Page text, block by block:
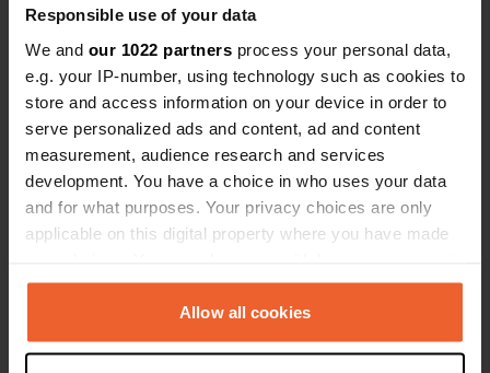
Responsible use of your data
We and our 1022 partners process your personal data,
e.g. your IP-number, using technology such as cookies to
store and access information on your device in order to
serve personalized ads and content, ad and content
measurement, audience research and services
development. You have a choice in who uses your data
and for what purposes. Your privacy choices are only
applicable on this digital property where you have made
any time from the Cookie Declaration or by clicking on
the Privacy trigger icon.Allow all cookies
56730, Saint-Gildas-de-Rhuys, France
Coordonnées
47° 29' 29" N 2° 48' 21" W
47.49128 -2.8058
Code du site
196384 Copie
pour toutes les coordonnées
Carte